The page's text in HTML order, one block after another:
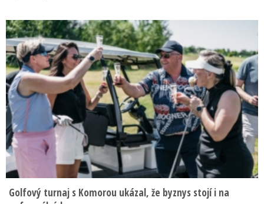
Golfový turnaj s Komorou ukázal, že byznys stojí i na